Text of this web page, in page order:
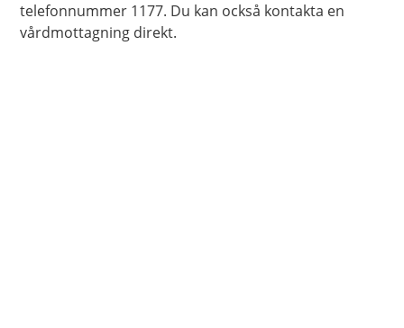
telefonnummer 1177. Du kan också kontakta en
vårdmottagning direkt.